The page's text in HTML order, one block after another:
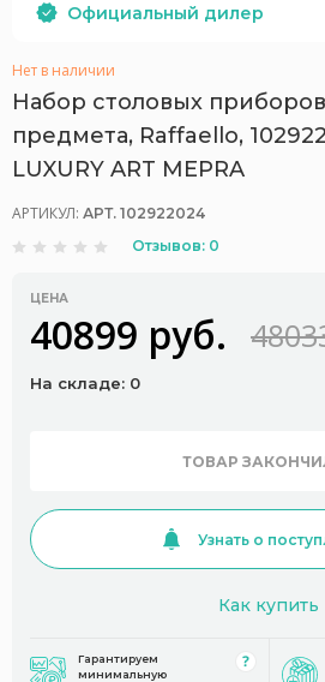
Официальный дилер
Нет в наличии
Набор столовых
предмета, Raffaello,
LUXURY ART MEPRA
АРТИКУЛ: АРТ. 102922024
Отзывов: 0
ЦЕНА
40899 руб.
На складе: 0
ТОВАР
Узнать о
Как купить
Гарантируем
минимальную